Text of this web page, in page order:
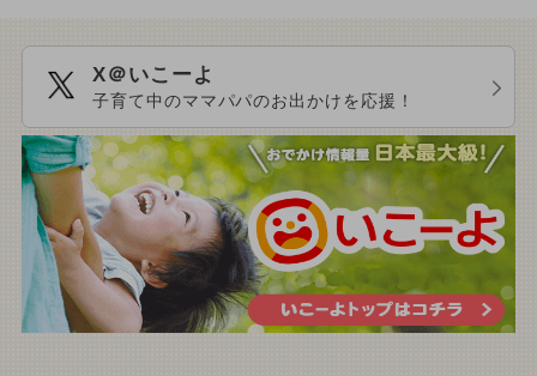
X＠いこーよ
子育て中のママパパのお出かけを応援！